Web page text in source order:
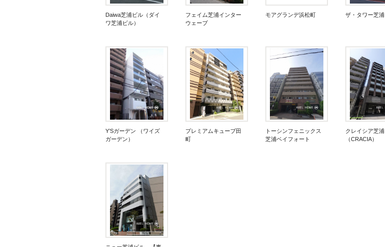
Daiwa芝浦ビル（ダイ
ワ芝浦ビル）
フェイム芝浦インター
ウェーブ
モアグランデ浜松町 ザ・タワー芝浦
Y’Sガーデン （ワイズ
ガーデン）
プレミアムキューブ田
町
トーシンフェニックス
芝浦ベイフォート
クレイシア芝浦
（CRACIA）